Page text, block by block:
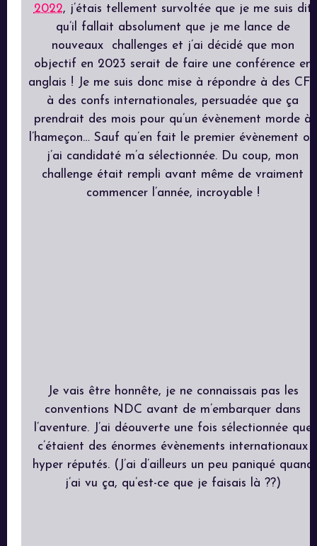
2022, j’étais tellement survoltée que je me suis dit
qu’il fallait absolument que je me lance de
nouveaux challenges et j’ai décidé que mon
objectif en 2023 serait de faire une conférence en
anglais ! Je me suis donc mise à répondre à des CFP
à des confs internationales, persuadée que ça
prendrait des mois pour qu’un évènement morde à
l’hameçon… Sauf qu’en fait le premier évènement où
j’ai candidaté m’a sélectionnée. Du coup, mon
challenge était rempli avant même de vraiment
commencer l’année, incroyable !
Je vais être honnête, je ne connaissais pas les
conventions NDC avant de m’embarquer dans
l’aventure. J’ai déouverte une fois sélectionnée que
c’étaient des énormes évènements internationaux
hyper réputés. (J’ai d’ailleurs un peu paniqué quand
j’ai vu ça, qu’est-ce que je faisais là ??)